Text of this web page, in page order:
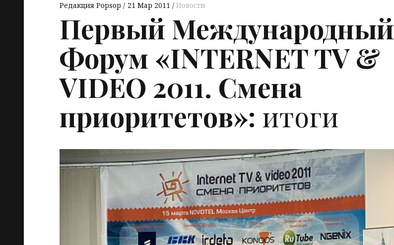
Редакция Popsop 21 Мар 2011 Новости
Первый Международный
Форум «INTERNETTV&
VIDEO 2011. Смена
приоритетов»: итоги